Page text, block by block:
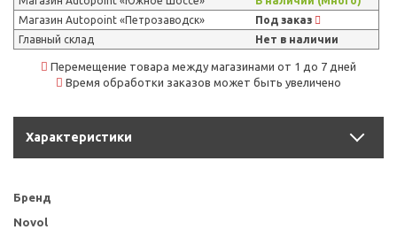
Магазин Autopoint «Петрозаводск»
Под заказ
Главный склад
Нет в наличии
Перемещение товара между магазинами от 1 до 7 дней
Время обработки заказов может быть увеличено
Характеристики
Бренд
Novol